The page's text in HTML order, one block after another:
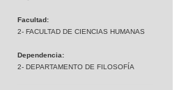
Facultad:
2- FACULTAD DE CIENCIAS HUMANAS
Dependencia:
2- DEPARTAMENTO DE FILOSOFÍA